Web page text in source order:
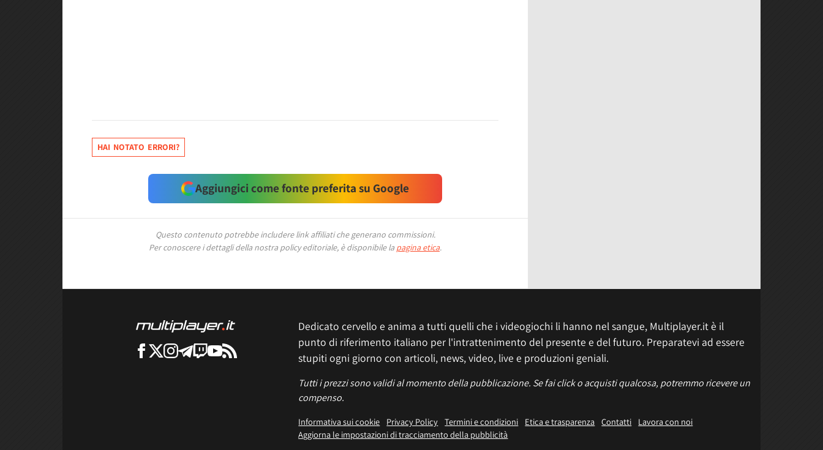
HAI NOTATO ERRORI?
Aggiungici come fonte preferita su Google
Questo contenuto potrebbe includere link affiliati che generano commissioni.
Per conoscere i dettagli della nostra policy editoriale, è disponibile la pagina etica.
Dedicato cervello e anima a tutti quelli che i videogiochi li hanno nel sangue, Multiplayer.it è il
punto di riferimento italiano per l'intrattenimento del presente e del futuro. Preparatevi ad essere
stupiti ogni giorno con articoli, news, video, live e produzioni geniali.
Tutti i prezzi sono validi al momento della pubblicazione. Se fai click o acquisti qualcosa, potremmo ricevere un
compenso.
Informativa sui cookie Privacy Policy Termini e condizioni Etica e trasparenza Contatti
Lavora con noi
Aggiorna le impostazioni di tracciamento della pubblicità